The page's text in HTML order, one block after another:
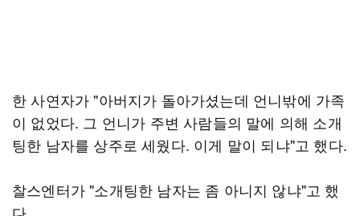
한 사연자가 "아버지가 돌아가셨는데 언니밖에 가족
이 없었다. 그 언니가 주변 사람들의 말에 의해 소개
팅한 남자를 상주로 세웠다. 이게 말이 되냐"고 했다.
찰스엔터가 "소개팅한 남자는 좀 아니지 않냐"고 했